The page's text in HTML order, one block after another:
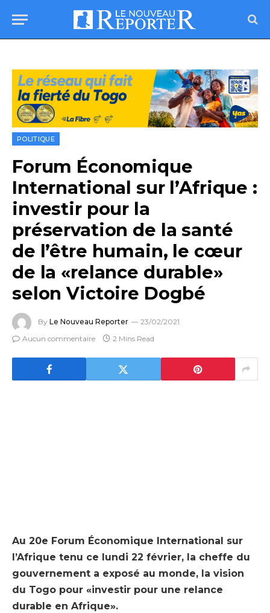
POLITIQUE
Forum Économique
International sur l’Afrique :
investir pour la
préservation de la santé
de l’être humain, le cœur
de la «relance durable»
selon Victoire Dogbé
By Le Nouveau Reporter
23/02/2021
Aucun commentaire
2 Mins Read
Au 20e Forum Économique International sur
l’Afrique tenu ce lundi 22 février, la cheffe du
gouvernement a exposé au monde, la vision
du Togo pour «investir pour une relance
durable en Afrique».